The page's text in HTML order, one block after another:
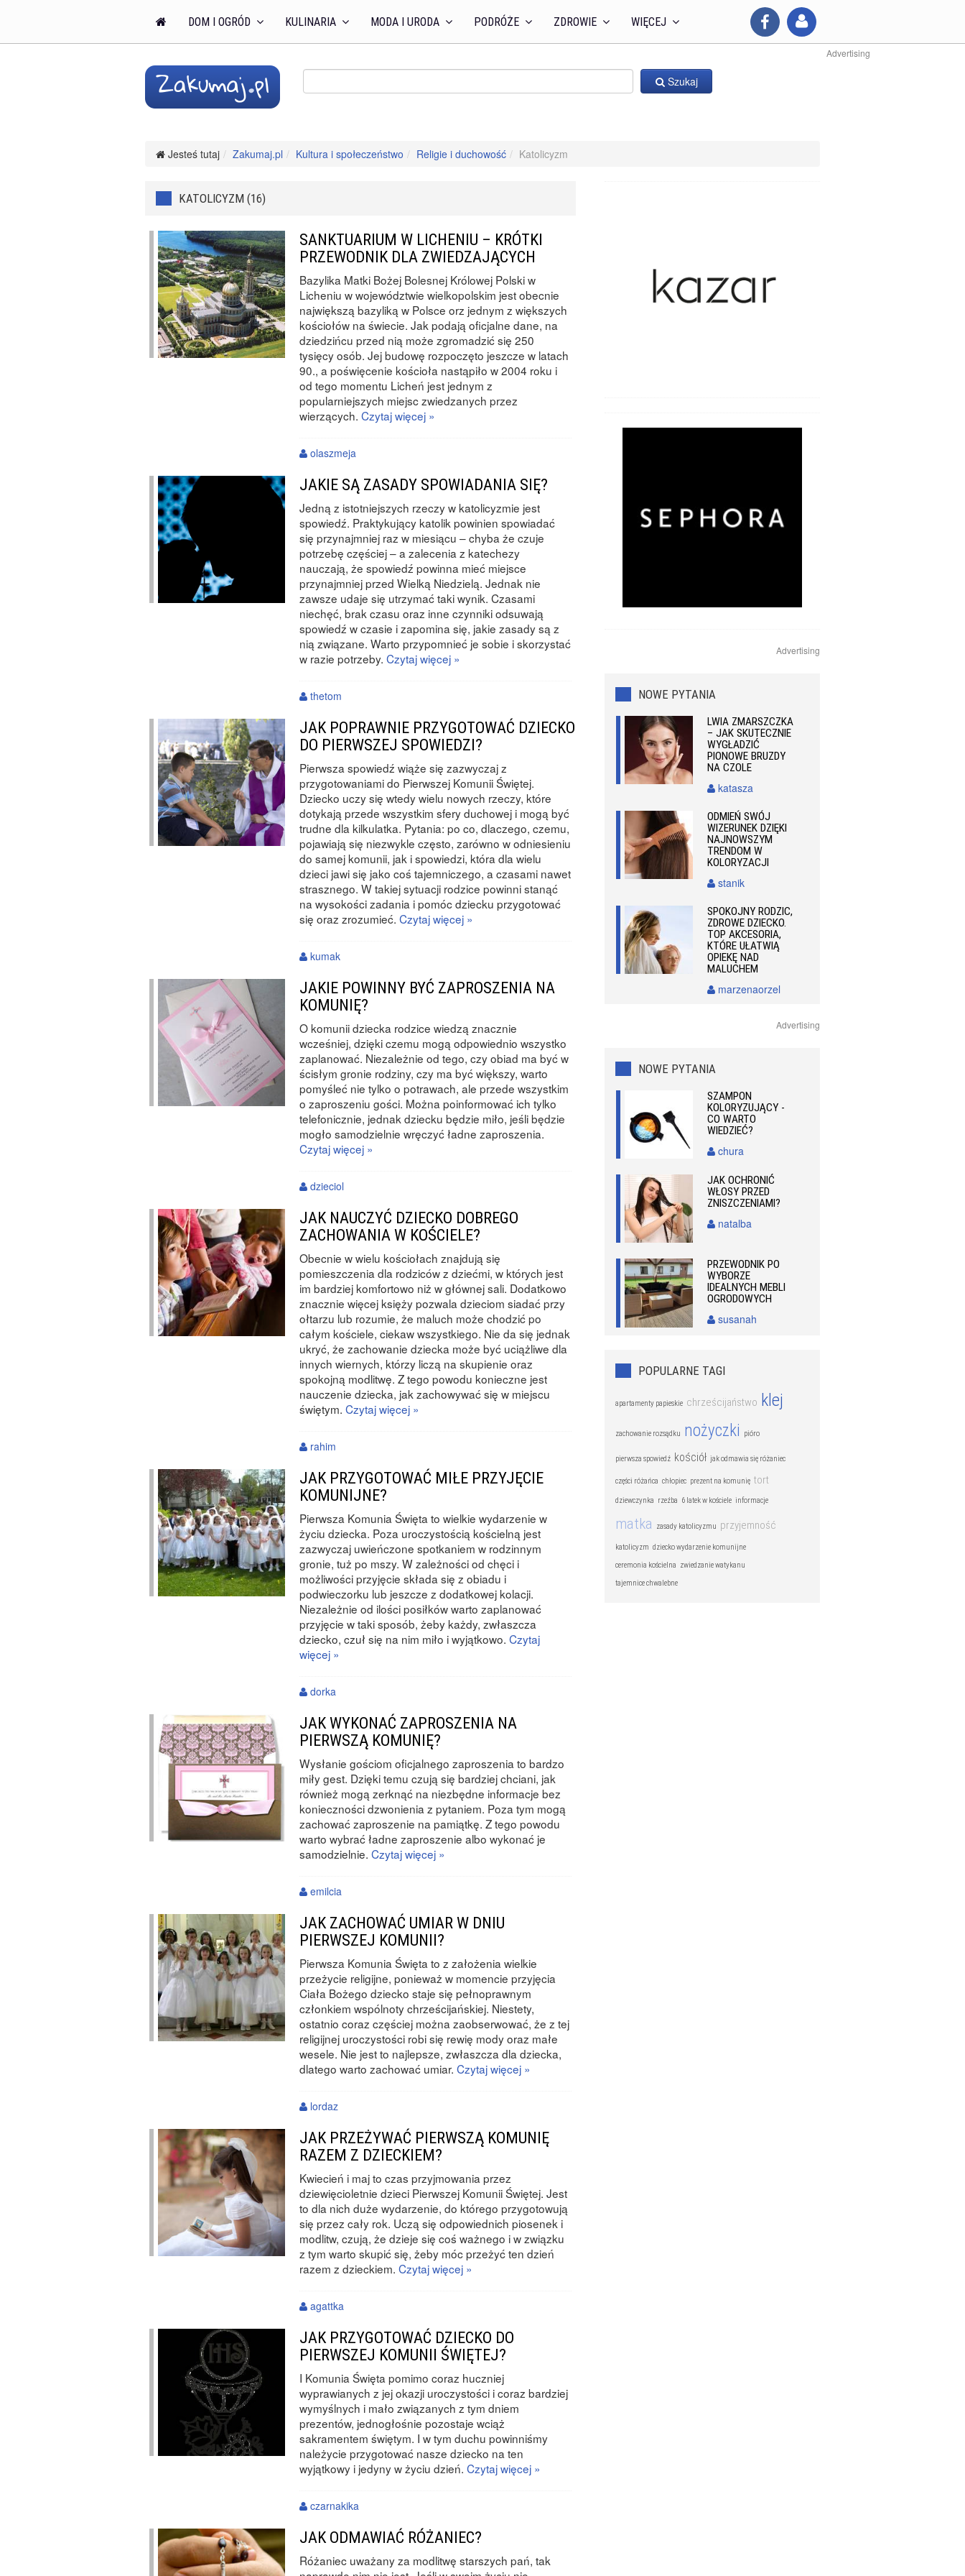
DOM I OGRÓD KULINARIA MODA I URODA PODRÓŻE ZDROWIE WIĘCEJ
Advertising
Szukaj
Jesteś tutaj Zakumaj.pl Kultura i społeczeństwo Religie i duchowość Katolicyzm
KATOLICYZM (16)
SANKTUARIUM W LICHENIU – KRÓTKI
PRZEWODNIK DLA ZWIEDZAJĄCYCH
Bazylika Matki Bożej Bolesnej Królowej Polski w
Licheniu w województwie wielkopolskim jest obecnie
największą bazyliką w Polsce orz jednym z większych
kościołów na świecie. Jak podają oficjalne dane, na
dziedzińcu przed nią może zgromadzić się 250
tysięcy osób. Jej budowę rozpoczęto jeszcze w latach
90., a poświęcenie kościoła nastąpiło w 2004 roku i
od tego momentu Licheń jest jednym z
popularniejszych miejsc zwiedzanych przez
wierzących.Czytaj więcej »
olaszmeja
JAKIE SĄ ZASADY SPOWIADANIA SIĘ?
Jedną z istotniejszych rzeczy w katolicyzmie jest
spowiedź. Praktykujący katolik powinien spowiadać
się przynajmniej raz w miesiącu – chyba że czuje
potrzebę częściej – a zalecenia z katechezy
nauczają, że spowiedź powinna mieć miejsce
przynajmniej przed Wielką Niedzielą. Jednak nie
zawsze udaje się utrzymać taki wynik. Czasami
niechęć, brak czasu oraz inne czynniki odsuwają
spowiedź w czasie i zapomina się, jakie zasady są z
nią związane. Warto przypomnieć je sobie i skorzystać
w razie potrzeby.Czytaj więcej »
thetom
JAK POPRAWNIE PRZYGOTOWAĆ DZIECKO
DO PIERWSZEJ SPOWIEDZI?
Pierwsza spowiedź wiąże się zazwyczaj z
przygotowaniami do Pierwszej Komunii Świętej.
Dziecko uczy się wtedy wielu nowych rzeczy, które
dotykają przede wszystkim sfery duchowej i mogą być
trudne dla kilkulatka. Pytania: po co, dlaczego, czemu,
pojawiają się niezwykle często, zarówno w odniesieniu
do samej komunii, jak i spowiedzi, która dla wielu
dzieci jawi się jako coś tajemniczego, a czasami nawet
strasznego. W takiej sytuacji rodzice powinni stanąć
na wysokości zadania i pomóc dziecku przygotować
się oraz zrozumieć.Czytaj więcej »
kumak
JAKIE POWINNY BYĆ ZAPROSZENIA NA
KOMUNIĘ?
O komunii dziecka rodzice wiedzą znacznie
wcześniej, dzięki czemu mogą odpowiednio wszystko
zaplanować. Niezależnie od tego, czy obiad ma być w
ścisłym gronie rodziny, czy ma być większy, warto
pomyśleć nie tylko o potrawach, ale przede wszystkim
o zaproszeniu gości. Można poinformować ich tylko
telefonicznie, jednak dziecku będzie miło, jeśli będzie
mogło samodzielnie wręczyć ładne zaproszenia.
Czytaj więcej »
dzieciol
JAK NAUCZYĆ DZIECKO DOBREGO
ZACHOWANIA W KOŚCIELE?
Obecnie w wielu kościołach znajdują się
pomieszczenia dla rodziców z dziećmi, w których jest
im bardziej komfortowo niż w głównej sali. Dodatkowo
znacznie więcej księży pozwala dzieciom siadać przy
ołtarzu lub rozumie, że maluch może chodzić po
całym kościele, ciekaw wszystkiego. Nie da się jednak
ukryć, że zachowanie dziecka może być uciążliwe dla
innych wiernych, którzy liczą na skupienie oraz
spokojną modlitwę. Z tego powodu konieczne jest
nauczenie dziecka, jak zachowywać się w miejscu
świętym.Czytaj więcej »
rahim
JAK PRZYGOTOWAĆ MIŁE PRZYJĘCIE
KOMUNIJNE?
Pierwsza Komunia Święta to wielkie wydarzenie w
życiu dziecka. Poza uroczystością kościelną jest
zazwyczaj uwieńczone spotkaniem w rodzinnym
gronie, tuż po mszy. W zależności od chęci i
możliwości przyjęcie składa się z obiadu i
podwieczorku lub jeszcze z dodatkowej kolacji.
Niezależnie od ilości posiłków warto zaplanować
przyjęcie w taki sposób, żeby każdy, zwłaszcza
dziecko, czuł się na nim miło i wyjątkowo.Czytaj
więcej »
dorka
JAK WYKONAĆ ZAPROSZENIA NA
PIERWSZĄ KOMUNIĘ?
Wysłanie gościom oficjalnego zaproszenia to bardzo
miły gest. Dzięki temu czują się bardziej chciani, jak
również mogą zerknąć na niezbędne informacje bez
konieczności dzwonienia z pytaniem. Poza tym mogą
zachować zaproszenie na pamiątkę. Z tego powodu
warto wybrać ładne zaproszenie albo wykonać je
samodzielnie.Czytaj więcej »
emilcia
JAK ZACHOWAĆ UMIAR W DNIU
PIERWSZEJ KOMUNII?
Pierwsza Komunia Święta to z założenia wielkie
przeżycie religijne, ponieważ w momencie przyjęcia
Ciała Bożego dziecko staje się pełnoprawnym
członkiem wspólnoty chrześcijańskiej. Niestety,
ostatnio coraz częściej można zaobserwować, że z tej
religijnej uroczystości robi się rewię mody oraz małe
wesele. Nie jest to najlepsze, zwłaszcza dla dziecka,
dlatego warto zachować umiar.Czytaj więcej »
lordaz
JAK PRZEŻYWAĆ PIERWSZĄ KOMUNIĘ
RAZEM Z DZIECKIEM?
Kwiecień i maj to czas przyjmowania przez
dziewięcioletnie dzieci Pierwszej Komunii Świętej. Jest
to dla nich duże wydarzenie, do którego przygotowują
się przez cały rok. Uczą się odpowiednich piosenek i
modlitw, czują, że dzieje się coś ważnego i w związku
z tym warto skupić się, żeby móc przeżyć ten dzień
razem z dzieckiem.Czytaj więcej »
agattka
JAK PRZYGOTOWAĆ DZIECKO DO
PIERWSZEJ KOMUNII ŚWIĘTEJ?
I Komunia Święta pomimo coraz huczniej
wyprawianych z jej okazji uroczystości i coraz bardziej
wymyślnych i mało związanych z tym dniem
prezentów, jednogłośnie pozostaje wciąż
sakramentem świętym. I w tym duchu powinniśmy
należycie przygotować nasze dziecko na ten
wyjątkowy i jedyny w życiu dzień.Czytaj więcej »
czarnakika
JAK ODMAWIAĆ RÓŻANIEC?
Różaniec uważany za modlitwę starszych pań, tak
Advertising
NOWE PYTANIA
LWIA ZMARSZCZKA
– JAK SKUTECZNIE
WYGŁADZIĆ
PIONOWE BRUZDY
NA CZOLE
katasza
ODMIEŃ SWÓJ
WIZERUNEK DZIĘKI
NAJNOWSZYM
TRENDOM W
KOLORYZACJI
stanik
SPOKOJNY RODZIC,
ZDROWE DZIECKO.
TOP AKCESORIA,
KTÓRE UŁATWIĄ
OPIEKĘ NAD
MALUCHEM
marzenaorzel
Advertising
NOWE PYTANIA
SZAMPON
KOLORYZUJĄCY -
CO WARTO
WIEDZIEĆ?
chura
JAK OCHRONIĆ
WŁOSY PRZED
ZNISZCZENIAMI?
natalba
PRZEWODNIK PO
WYBORZE
IDEALNYCH MEBLI
OGRODOWYCH
susanah
POPULARNE TAGI
apartamenty papieskie chrześcijaństwo klej
zachowanie rozsądku nożyczki pióro
pierwsza spowiedź kościół jak odmawia się różaniec
części różańca chłopiec prezent na komunię tort
dziewczynka rzeźba 6 latek w kościele informacje
matka zasady katolicyzmu przyjemność
katolicyzm dziecko wydarzenie komunijne
ceremonia kościelna zwiedzanie watykanu
tajemnice chwalebne